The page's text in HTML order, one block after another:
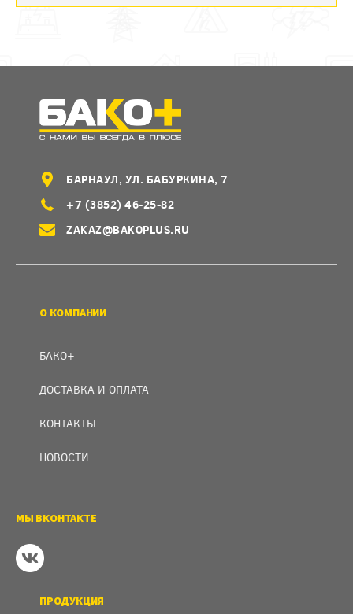
БАРНАУЛ, УЛ. БАБУРКИНА, 7
+7 (3852) 46-25-82
ZAKAZ@BAKOPLUS.RU
О КОМПАНИИ
БАКО+
ДОСТАВКА И ОПЛАТА
КОНТАКТЫ
НОВОСТИ
МЫ ВКОНТАКТЕ
ПРОДУКЦИЯ